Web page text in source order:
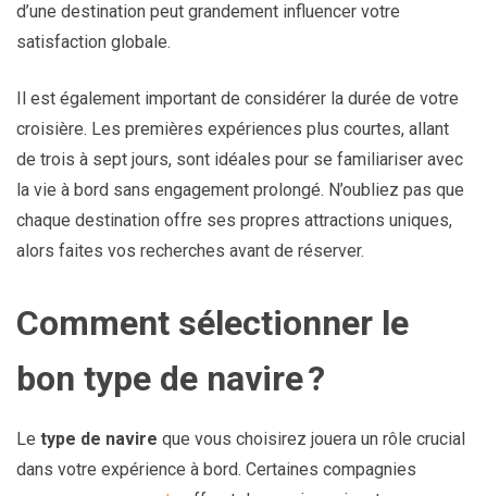
d’une destination peut grandement influencer votre
satisfaction globale.
Il est également important de considérer la durée de votre
croisière. Les premières expériences plus courtes, allant
de trois à sept jours, sont idéales pour se familiariser avec
la vie à bord sans engagement prolongé. N’oubliez pas que
chaque destination offre ses propres attractions uniques,
alors faites vos recherches avant de réserver.
Comment sélectionner le
bon type de navire ?
Le type de navire que vous choisirez jouera un rôle crucial
dans votre expérience à bord. Certaines compagnies